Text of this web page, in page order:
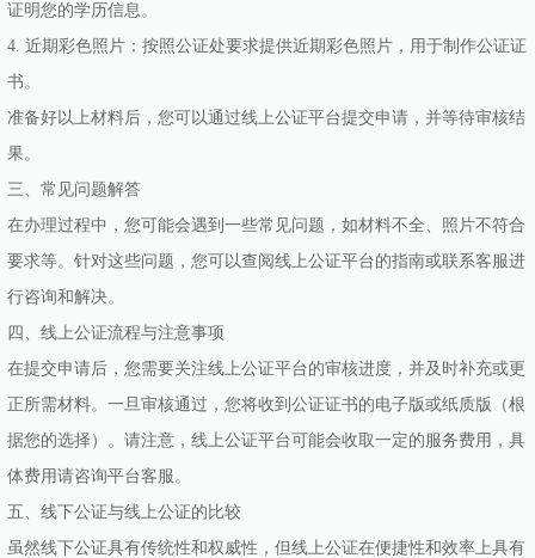
证明您的学历信息。
4. 近期彩色照片：按照公证处要求提供近期彩色照片，用于制作公证证
书。
准备好以上材料后，您可以通过线上公证平台提交申请，并等待审核结
果。
三、常见问题解答
在办理过程中，您可能会遇到一些常见问题，如材料不全、照片不符合
要求等。针对这些问题，您可以查阅线上公证平台的指南或联系客服进
行咨询和解决。
四、线上公证流程与注意事项
在提交申请后，您需要关注线上公证平台的审核进度，并及时补充或更
正所需材料。一旦审核通过，您将收到公证证书的电子版或纸质版（根
据您的选择）。请注意，线上公证平台可能会收取一定的服务费用，具
体费用请咨询平台客服。
五、线下公证与线上公证的比较
虽然线下公证具有传统性和权威性，但线上公证在便捷性和效率上具有